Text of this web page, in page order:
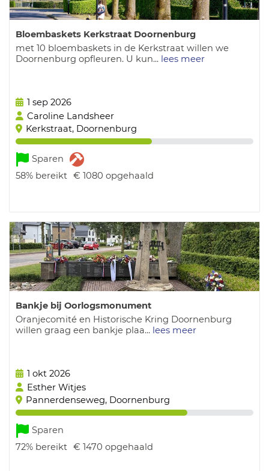
Bloembaskets Kerkstraat Doornenburg
met 10 bloembaskets in de Kerkstraat willen we
Doornenburg opfleuren. U kun... lees meer
1 sep 2026
Caroline Landsheer
Kerkstraat, Doornenburg
Sparen
58% bereikt € 1080 opgehaald
Bankje bij Oorlogsmonument
Oranjecomité en Historische Kring Doornenburg
willen graag een bankje plaa... lees meer
1 okt 2026
Esther Witjes
Pannerdenseweg, Doornenburg
Sparen
72% bereikt € 1470 opgehaald